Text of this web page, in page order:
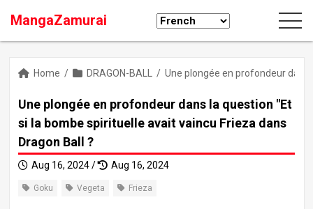
MangaZamurai
Home / DRAGON-BALL / Une plongée en profondeur dans
Une plongée en profondeur dans la question "Et
si la bombe spirituelle avait vaincu Frieza dans
Dragon Ball ?
Aug 16, 2024 / Aug 16, 2024
Goku Vegeta Frieza